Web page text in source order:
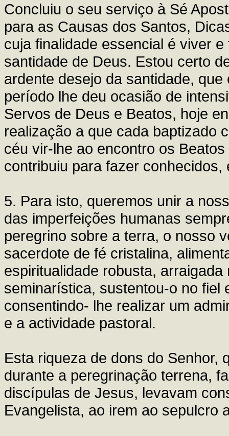
Concluiu o seu serviço à Sé
para as Causas dos Santos,
cuja finalidade essencial é viver
santidade de Deus. Estou certo
ardente desejo da santidade,
período lhe deu ocasião de
Servos de Deus e Beatos, hoje
realização a que cada baptizado
céu vir-lhe ao encontro os
contribuiu para fazer
5. Para isto, queremos unir a
das imperfeições humanas
peregrino sobre a terra, o nosso
sacerdote de fé cristalina,
espiritualidade robusta,
seminarística, sustentou-o no fiel
consentindo- lhe realizar um
e a actividade pastoral.
Esta riqueza de dons do Senhor,
durante a peregrinação terrena,
discípulas de Jesus, levavam
Evangelista, ao irem ao sepulcro